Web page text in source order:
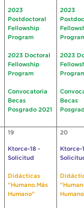
2023
Postdoctoral
Fellowship
Program
2023 Doctoral
Fellowship
Program
Convocatoria
Becas
Posgrado 2021
2023
2023
Becas
19
Ktorce-18 -
Solicitud
Didácticas
"Humano.Más
Humano"
20
Ktorce-